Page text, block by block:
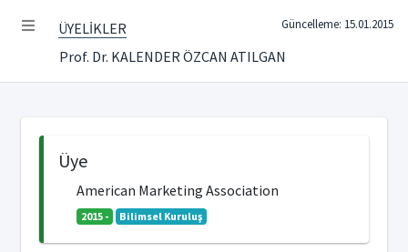
ÜYELİKLER
Prof. Dr. KALENDER ÖZCAN ATILGAN
Güncelleme: 15.01.2015
Üye
American Marketing Association
2015 - Bilimsel Kuruluş